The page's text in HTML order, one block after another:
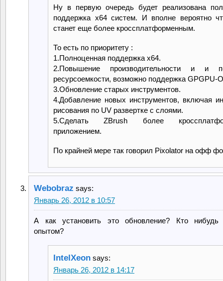
Ну в первую очередь будет реализована
поддержка x64 систем. И вполне вероятно
станет еще более кроссплатформенным.
То есть по приоритету :
1.Полноценная поддержка x64.
2.Повышение производительности и и
ресурсоемкости, возможно поддержка GPGPU-
3.Обновление старых инструментов.
4.Добавление новых инструментов, включая
рисования по UV развертке с слоями.
5.Сделать ZBrush более
приложением.
По крайней мере так говорил Pixolator на офф
Webobraz says:
Январь 26, 2012 в 10:57
А как установить это обновление? Кто нибудь
опытом?
IntelXeon says:
Январь 26, 2012 в 14:17